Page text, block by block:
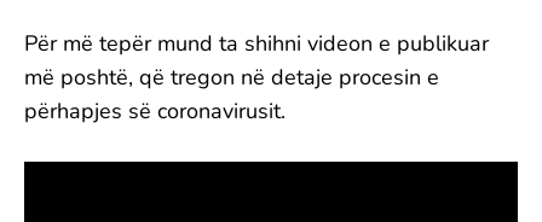
Për më tepër mund ta shihni videon e publikuar
më poshtë, që tregon në detaje procesin e
përhapjes së coronavirusit.